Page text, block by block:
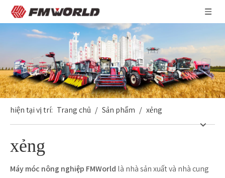
hiện tại vị trí: Trang chủ / Sản phẩm / xẻng
xẻng
Máy móc nông nghiệp FMWorld là nhà sản xuất và nhà cung